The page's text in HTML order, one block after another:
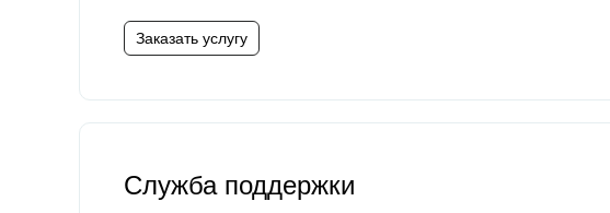
Заказать услугу
Служба поддержки